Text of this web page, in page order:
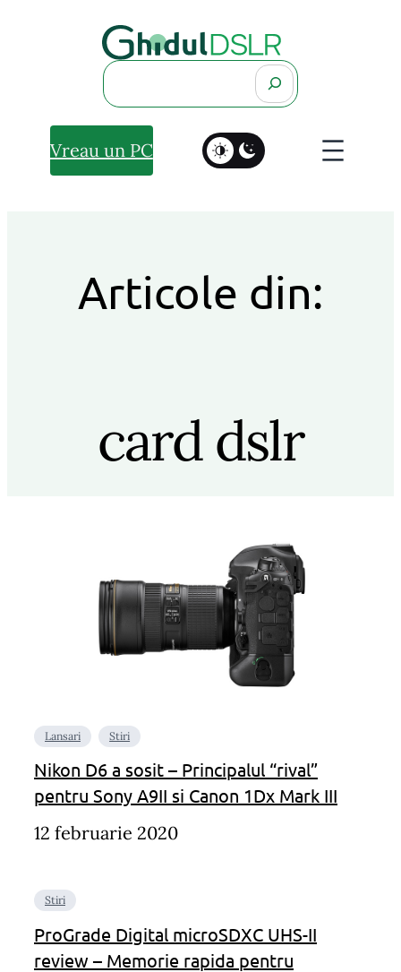
Search
Vreau un PC
Articole din:
card dslr
Lansari Stiri
Nikon D6 a sosit – Principalul “rival”
pentru Sony A9II si Canon 1Dx Mark III
12 februarie 2020
Stiri
ProGrade Digital microSDXC UHS-II
review – Memorie rapida pentru